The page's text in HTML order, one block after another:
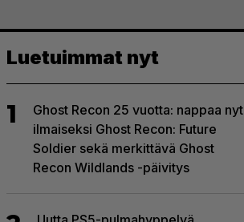
Luetuimmat nyt
1
Ghost Recon 25 vuotta: nappaa nyt
ilmaiseksi Ghost Recon: Future
Soldier sekä merkittävä Ghost
Recon Wildlands -päivitys